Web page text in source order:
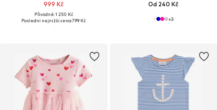
999 Kč
Původně: 1 250 Kč
Poslední nejnižší cena:799 Kč
Od 240 Kč
+3